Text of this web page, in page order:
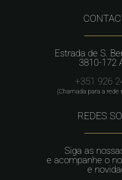
Estrada de S.
3810-172
+351 926
(Chamada para a rede
REDES
Siga as
e acompanhe o
e